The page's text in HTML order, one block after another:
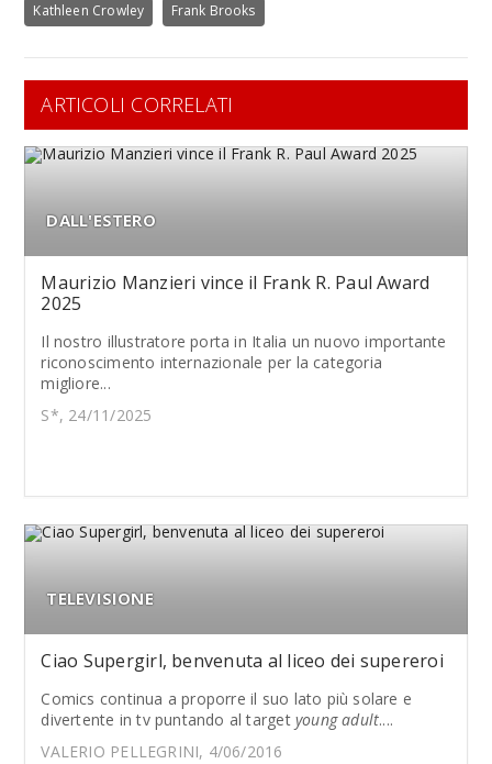
Kathleen Crowley Frank Brooks
ARTICOLI CORRELATI
DALL'ESTERO
Maurizio Manzieri vince il Frank R. Paul Award
2025
Il nostro illustratore porta in Italia un nuovo importante
riconoscimento internazionale per la categoria
migliore...
S*, 24/11/2025
TELEVISIONE
Ciao Supergirl, benvenuta al liceo dei supereroi
Comics continua a proporre il suo lato più solare e
divertente in tv puntando al target young adult....
VALERIO PELLEGRINI, 4/06/2016